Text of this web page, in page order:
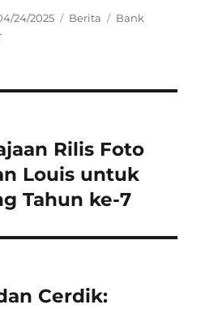
24/2025 Categories
Berita Tags
Bank
Rilis Foto
Louis untuk
Tahun ke-7
Cerdik: